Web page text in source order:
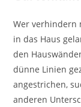
Wer verhindern
in das Haus
den
dünne Linien
angestrichen,
anderen